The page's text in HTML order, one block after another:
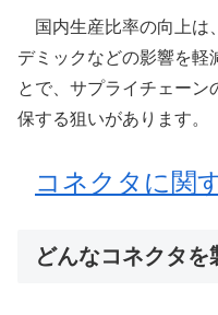
国内生産比率の向上は
デミックなどの影響を軽
とで、サプライチェーン
保する狙いがあります。
コネクタに関
どんなコネクタ